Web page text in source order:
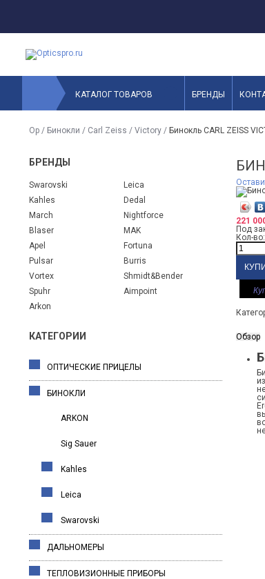
КАТАЛОГ ТОВАРОВ БРЕНДЫ
Op / Бинокли / Carl Zeiss / Victory / Бинокль CARL ZEISS
БРЕНДЫ
Swarovski
Leica
Kahles
Dedal
March
Nightforce
Blaser
MAK
Apel
Fortuna
Pulsar
Burris
Vortex
Shmidt&Bender
Spuhr
Aimpoint
Arkon
КАТЕГОРИИ
ОПТИЧЕСКИЕ ПРИЦЕЛЫ
БИНОКЛИ
ARKON
Sig Sauer
Kahles
Leica
Swarovski
ДАЛЬНОМЕРЫ
ТЕПЛОВИЗИОННЫЕ ПРИБОРЫ
221
Под
Кол-во:
Обзор